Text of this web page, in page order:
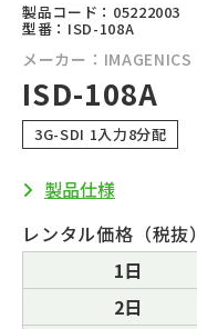
製品コード：05222003
型番：ISD-108A
メーカー：IMAGENICS
ISD-108A
3G-SDI 1入力8分配
製品仕様
レンタル価格（税抜）
1日
2日